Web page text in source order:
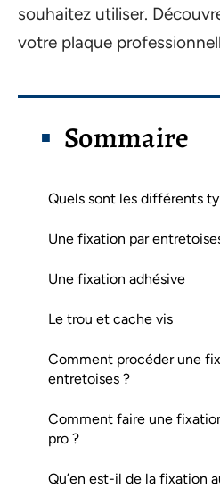
souhaitez utiliser.
votre plaque
Sommaire
Quels sont les différents
Une fixation par
Une fixation adhésive
Le trou et cache vis
Comment procéder une
entretoises ?
Comment faire une
pro ?
Qu’en est-il de la fixation